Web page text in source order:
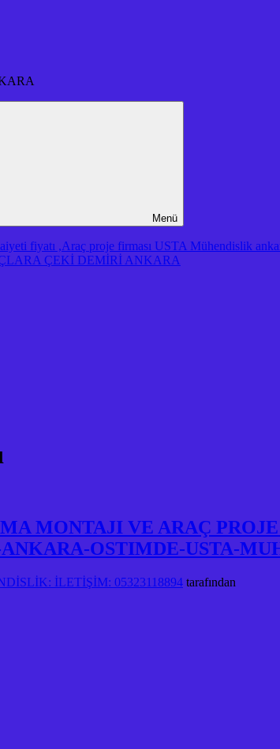
Menü
fiyatı ,Araç proje firması USTA Mühendislik
ÇEKİ DEMİRİ ANKARA
MONTAJI VE ARAÇ
OSTIMDE-USTA-
İLETİŞİM: 05323118894 tarafından